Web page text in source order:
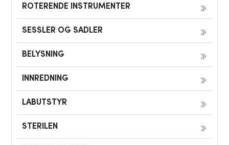
ROTERENDE INSTRUMENTER
SESSLER OG SADLER
BELYSNING
INNREDNING
LABUTSTYR
STERILEN